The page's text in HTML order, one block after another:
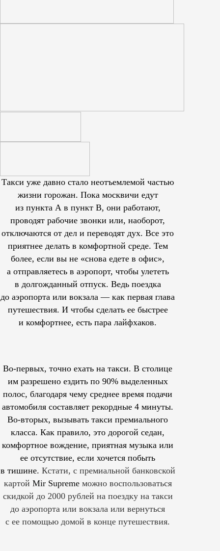
Такси уже давно стало неотъемлемой частью
жизни горожан. Пока москвичи едут
из пункта А в пункт В, они работают,
проводят рабочие звонки или, наоборот,
отключаются от дел и переводят дух. Все это
приятнее делать в комфортной среде. Тем
более, если вы не «снова едете в офис»,
а отправляетесь в аэропорт, чтобы улететь
в долгожданный отпуск. Ведь поездка
до аэропорта или вокзала — как первая глава
путешествия. И чтобы сделать ее быстрее
и комфортнее, есть пара лайфхаков.
Во-первых, точно ехать на такси. В столице
им разрешеноездить по 90% выделенных
полос, благодаря чему среднее время подачи
автомобиля составляет рекордные 4 минуты.
Во-вторых, вызывать такси премиального
класса. Как правило, это дорогой седан,
комфортное вождение, приятная музыка или
ее отсутствие, если хочется побыть
в тишине. Кстати, с премиальной банковской
картой Mir Supreme можно воспользоваться
скидкой до 2000 рублей на поездку на такси
до аэропорта или вокзала или вернуться
с ее помощью домой в конце путешествия.